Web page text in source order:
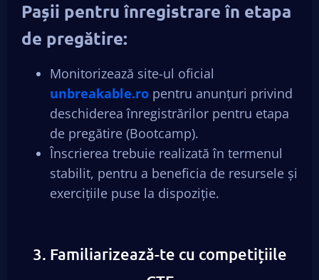
Pașii pentru înregistrare în etapa
de pregătire:
Monitorizează site-ul oficial
unbreakable.ro pentru anunțuri privind
deschiderea înregistrărilor pentru etapa
de pregătire (Bootcamp).
Înscrierea trebuie realizată în termenul
stabilit, pentru a beneficia de resursele și
exercițiile puse la dispoziție.
3. Familiarizează-te cu competițiile